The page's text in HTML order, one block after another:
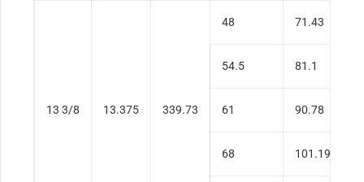
13 3/8 13.375 339.73
48 71.43
54.5 81.1
61 90.78
68 101.19